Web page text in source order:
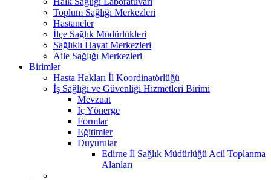
Toplum Sağlığı Merkezleri
Hastaneler
İlçe Sağlık Müdürlükleri
Sağlıklı Hayat Merkezleri
Aile Sağlığı Merkezleri
Birimler
Hasta Hakları İl Koordinatörlüğü
İş Sağlığı ve Güvenliği Hizmetleri Birimi
Mevzuat
İç Yönerge
Formlar
Eğitimler
Duyurular
Edirne İl Sağlık Müdürlüğü Acil Toplanma
Alanları